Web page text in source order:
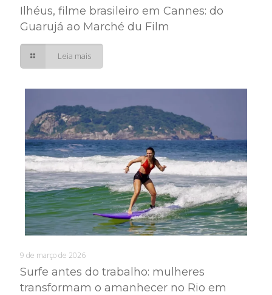
Ilhéus, filme brasileiro em Cannes: do
Guarujá ao Marché du Film
Leia mais
9 de março de 2026
Surfe antes do trabalho: mulheres
transformam o amanhecer no Rio em